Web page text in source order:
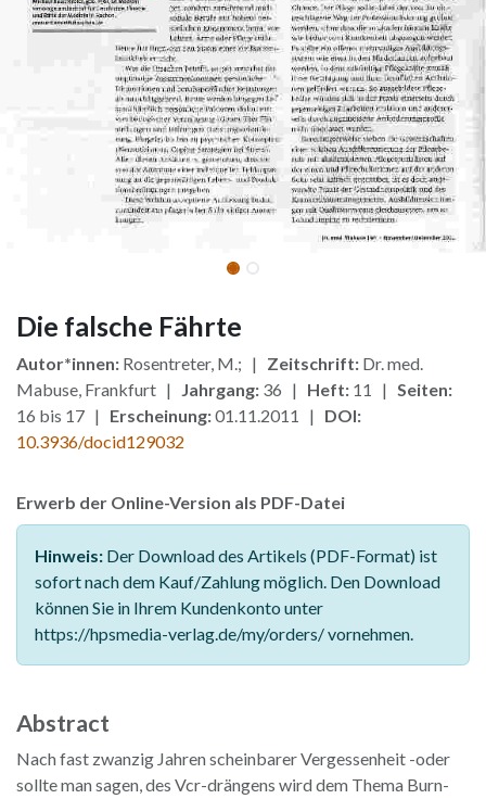
Die falsche Fährte
Autor*innen: Rosentreter, M.; | Zeitschrift: Dr. med.
Mabuse, Frankfurt | Jahrgang: 36 | Heft: 11 | Seiten:
16 bis 17 | Erscheinung:01.11.2011 | DOI:
10.3936/docid129032
Erwerb der Online-Version als PDF-Datei
Hinweis: Der Download des Artikels (PDF-Format) ist
sofort nach dem Kauf/Zahlung möglich. Den Download
können Sie in Ihrem Kundenkonto unter
https://hpsmedia-verlag.de/my/orders/ vornehmen.
Abstract
Nach fast zwanzig Jahren scheinbarer Vergessenheit -oder
sollte man sagen, des Vcr-drängens wird dem Thema Burn-